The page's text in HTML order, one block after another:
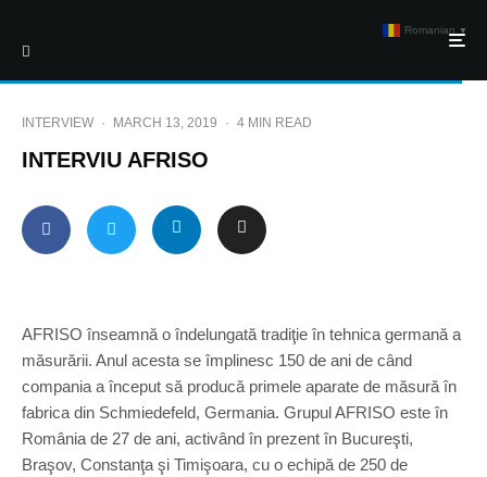
INTERVIEW · MARCH 13, 2019 · 4 MIN READ
INTERVIU AFRISO
AFRISO înseamnă o îndelungată tradiţie în tehnica germană a
măsurării. Anul acesta se împlinesc 150 de ani de când
compania a început să producă primele aparate de măsură în
fabrica din Schmiedefeld, Germania. Grupul AFRISO este în
România de 27 de ani, activând în prezent în Bucureşti,
Braşov, Constanţa şi Timişoara, cu o echipă de 250 de
Romanian ▼